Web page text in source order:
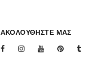
ΑΚΟΛΟΥΘΗΣΤΕ ΜΑΣ